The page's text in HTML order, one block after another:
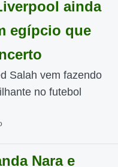
ainda
egípcio que
Salah vem fazendo
no futebol
Nara e